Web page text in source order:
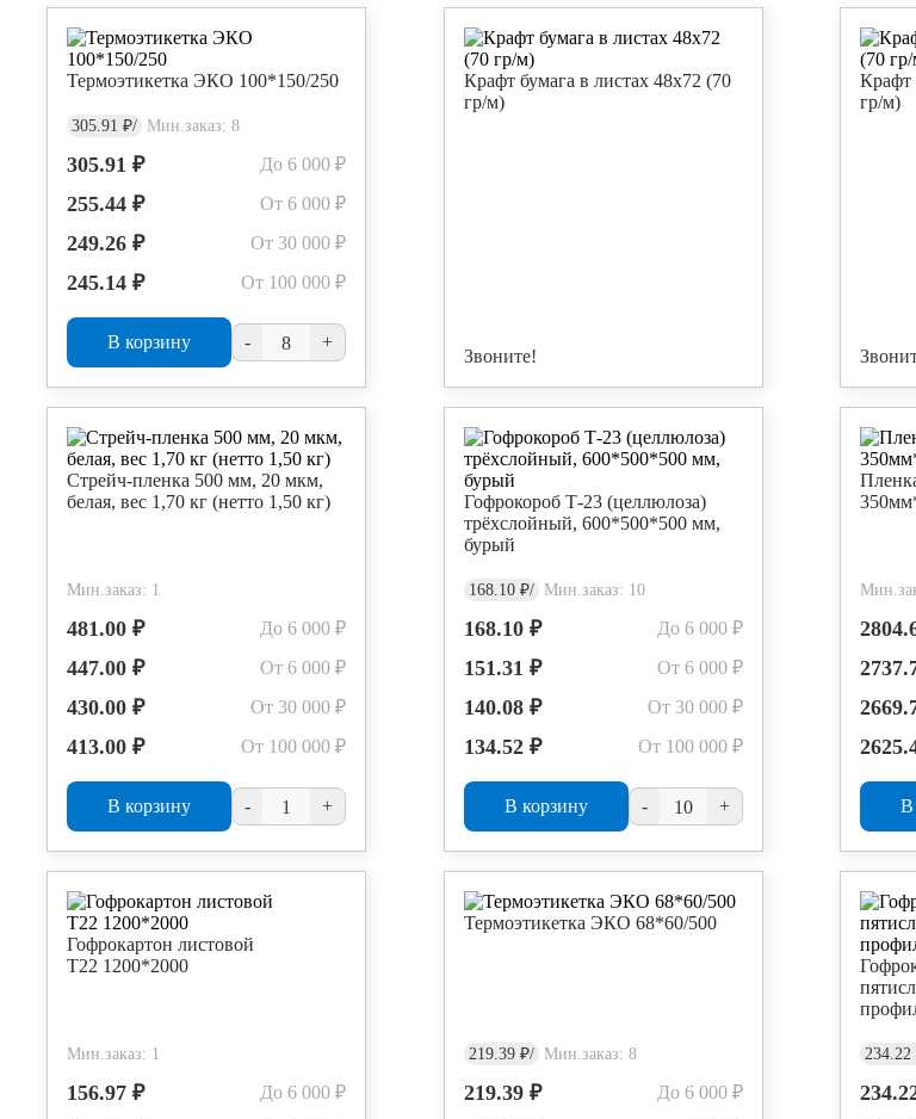
Термоэтикетка ЭКО 100*150/250
305.91 ₽/ Мин.заказ: 8
305.91 ₽ До 6 000 ₽
255.44 ₽ От 6 000 ₽
249.26 ₽ От 30 000 ₽
245.14 ₽ От 100 000 ₽
В корзину - +
Крафт бумага в листах 48х72 (70
гр/м)
Звоните!
Крафт
гр/м)
Стрейч-пленка 500 мм, 20 мкм,
белая, вес 1,70 кг (нетто 1,50 кг)
Мин.заказ: 1
481.00 ₽ До 6 000 ₽
447.00 ₽ От 6 000 ₽
430.00 ₽ От 30 000 ₽
413.00 ₽ От 100 000 ₽
В корзину - +
Гофрокороб Т-23 (целлюлоза)
трёхслойный, 600*500*500 мм,
бурый
168.10 ₽/ Мин.заказ: 10
168.10 ₽ До 6 000 ₽
151.31 ₽ От 6 000 ₽
140.08 ₽ От 30 000 ₽
134.52 ₽ От 100 000 ₽
В корзину - + В
Гофрокартон листовой
Т22 1200*2000
Мин.заказ: 1
156.97 ₽ До 6 000 ₽
Термоэтикетка ЭКО 68*60/500
219.39 ₽/ Мин.заказ: 8
219.39 ₽ До 6 000 ₽
234.22